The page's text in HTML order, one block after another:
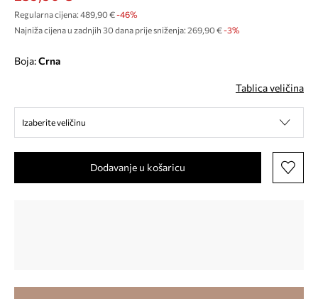
Regularna cijena: 489,90 €-46%
Najniža cijena u zadnjih 30 dana prije sniženja: 269,90 € -3%
Boja: crna
Tablica veličina
Izaberite veličinu
Dodavanje u košaricu